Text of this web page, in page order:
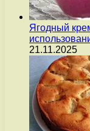
Ягодный
21.11.2025